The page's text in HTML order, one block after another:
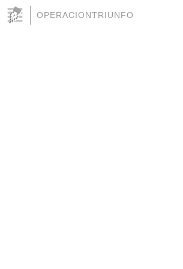
OPERACIONTRIUNFO